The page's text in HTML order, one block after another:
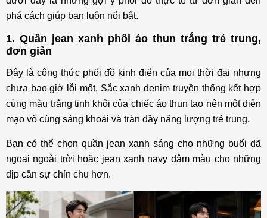
phá cách giúp bạn luôn nổi bật.
1. Quần jean xanh phối áo thun trắng trẻ trung,
đơn giản
Đây là công thức phối đồ kinh điển của mọi thời đại nhưng
chưa bao giờ lỗi mốt. Sắc xanh denim truyền thống kết hợp
cùng màu trắng tinh khôi của chiếc áo thun tạo nên một diện
mạo vô cùng sảng khoái và tràn đầy năng lượng trẻ trung.
Bạn có thể chọn quần jean xanh sáng cho những buổi dã
ngoại ngoài trời hoặc jean xanh navy đậm màu cho những
dịp cần sự chỉn chu hơn.